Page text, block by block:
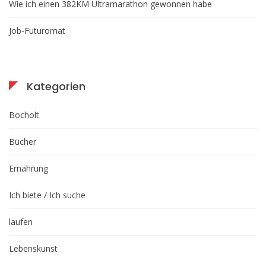
Wie ich einen 382KM Ultramarathon gewonnen habe
Job-Futuromat
Kategorien
Bocholt
Bücher
Ernährung
Ich biete / Ich suche
laufen
Lebenskunst